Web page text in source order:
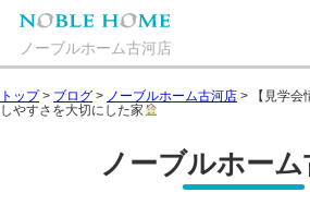
ノーブルホーム古河店
トップ> ブログ > ノーブルホーム古河店 >
【見学
しやすさを大切にした家
ノーブルホー